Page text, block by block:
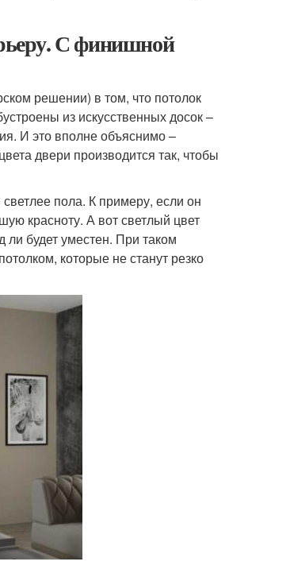
С финишной
решении) в том, что потолок
из искусственных досок –
И это вполне объяснимо –
двери производится так, чтобы
пола. К примеру, если он
красноту. А вот светлый цвет
будет уместен. При таком
которые не станут резко